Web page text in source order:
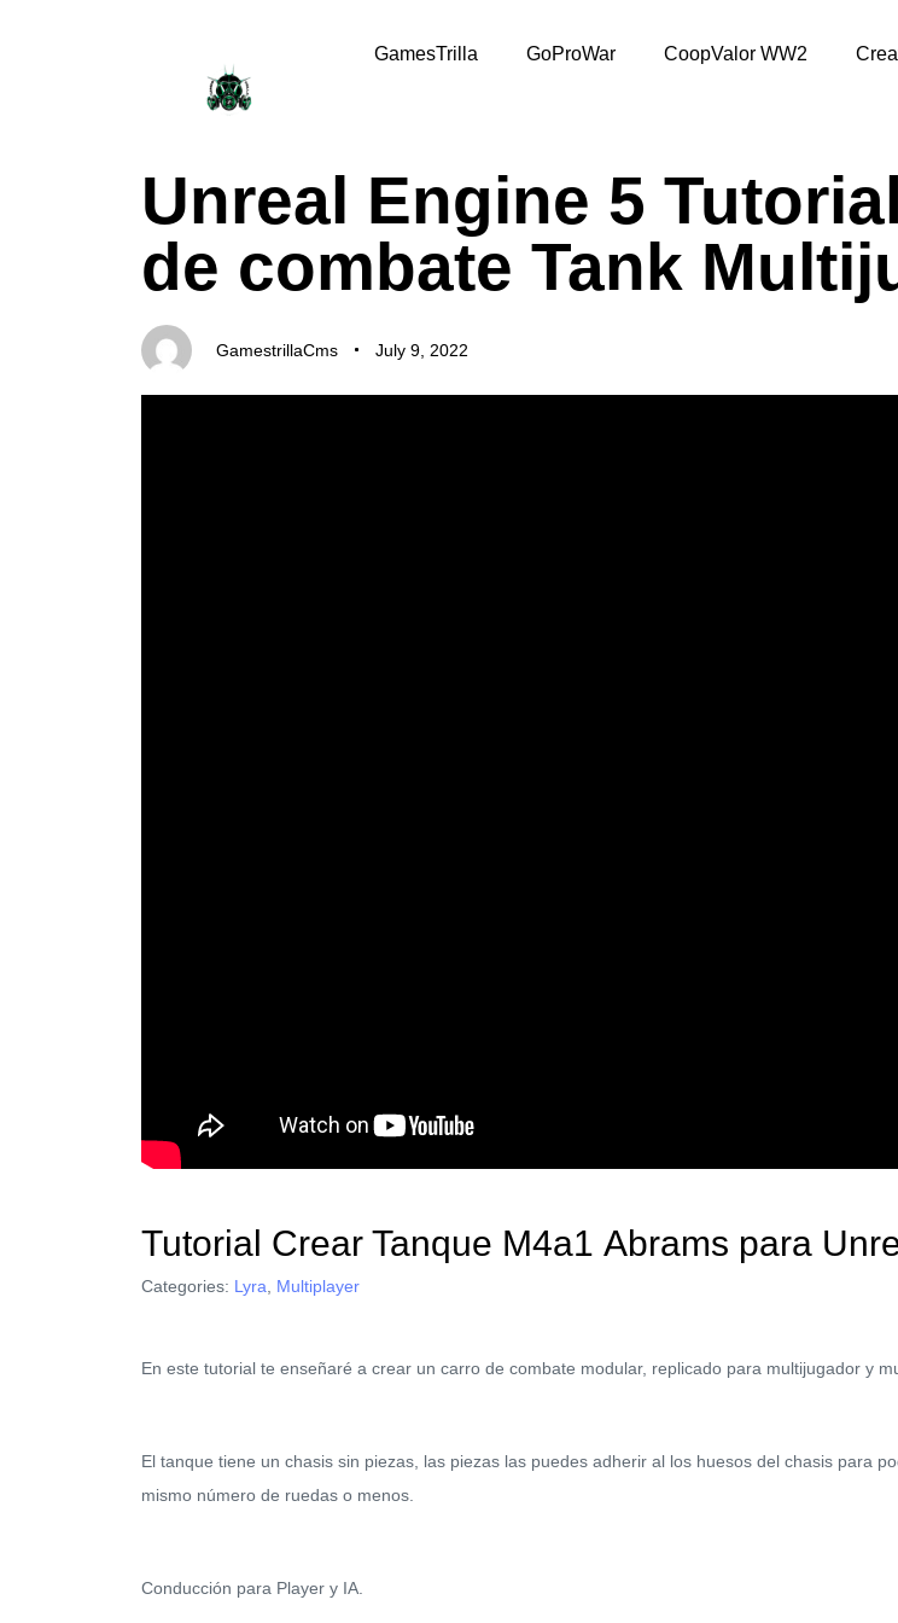
GamesTrilla GoProWar CoopValor WW2
Unreal Engine 5
de combate Tank
GamestrillaCms July 9, 2022
Tutorial Crear Tanque M4a1 Abrams para
Categories: Lyra Multiplayer
En este tutorial te enseñaré a crear un carro de combate modular, replicado para multijugador y
El tanque tiene un chasis sin piezas, las piezas las puedes adherir al los huesos del chasis para
mismo número de ruedas o menos.
Conducción para Player y IA.